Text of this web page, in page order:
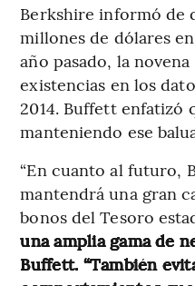
Berkshire informó de
millones de dólares
año pasado, la
existencias en los
2014. Buffett enfatizó
manteniendo ese
“En cuanto al futuro,
mantendrá una gran
bonos del Tesoro
una amplia gama de
Buffett. “También